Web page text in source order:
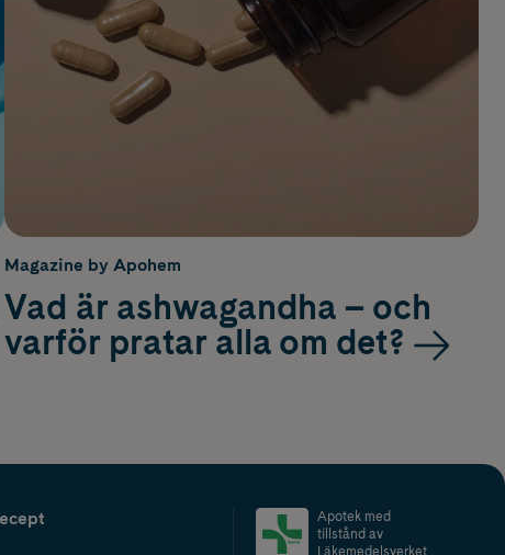
Magazine by Apohem
Vad är ashwagandha – och
varför pratar alla om det?
Apotek med
tillstånd av
Läkemedelsverket